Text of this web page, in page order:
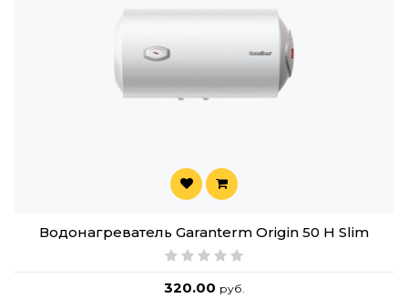
Водонагреватель Garanterm Origin 50 H Slim
320.00 руб.